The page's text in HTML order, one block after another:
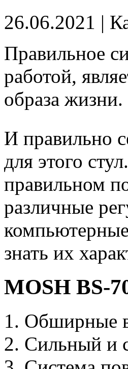
26.06.2021 |
Правильное
работой,
образа жизни.
И правильно
для этого
правильном
различные
знать их
MOSH BS-
Обширные
Сильный и